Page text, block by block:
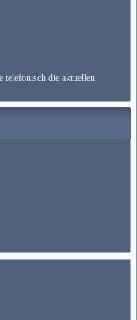
telefonisch die aktuellen